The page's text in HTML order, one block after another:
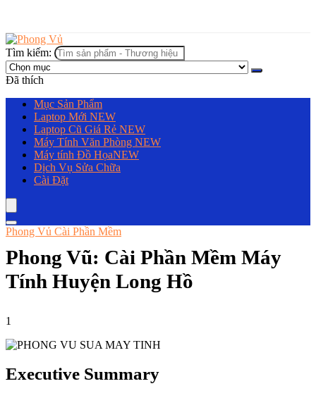
Tìm kiếm:
Đã thích
Mục Sản Phẩm
Laptop Mới NEW
Laptop Cũ Giá Rẻ NEW
Máy Tính Văn Phòng NEW
Máy tính Đồ HọaNEW
Dịch Vụ Sửa Chữa
Cài Đặt
Phong Vủ Cài Phần Mềm
Phong Vũ: Cài Phần Mềm Máy
Tính Huyện Long Hồ
1
Executive Summary